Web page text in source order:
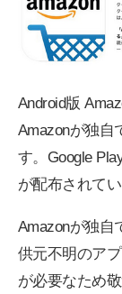
Android版
Amazonが独自
す。Google
が配布されてい
Amazonが独自
供元不明のア
が必要なため